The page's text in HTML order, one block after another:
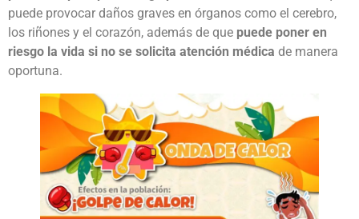
puede provocar daños graves en órganos como el cerebro,
los riñones y el corazón, además de que puede poner en
riesgo la vida si no se solicita atención médica de manera
oportuna.